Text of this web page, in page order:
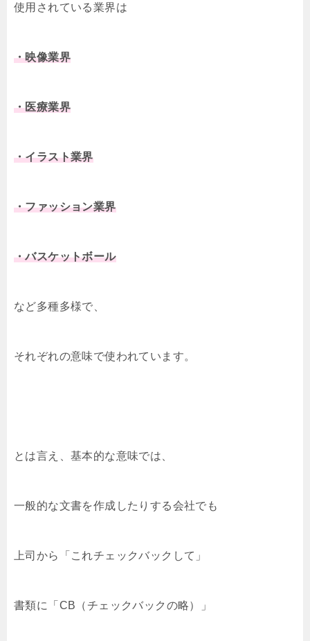
使用されている業界は
・映像業界
・医療業界
・イラスト業界
・ファッション業界
・バスケットボール
など多種多様で、
それぞれの意味で使われています。
とは言え、基本的な意味では、
一般的な文書を作成したりする会社でも
上司から「これチェックバックして」
書類に「CB（チェックバックの略）」